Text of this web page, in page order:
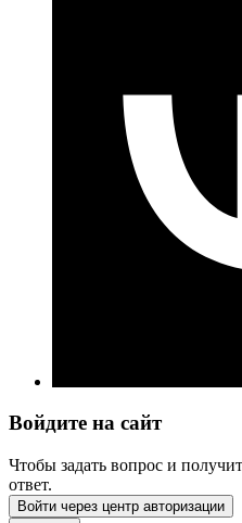
Войдите на сайт
Чтобы задать вопрос и
ответ.
Войти через центр авторизации